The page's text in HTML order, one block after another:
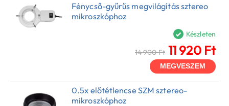
Fénycső-gyűrűs megvilágítás sztereo
mikroszkóphoz
Készleten
14 900 Ft 11 920 Ft
MEGVESZEM
0.5x előtétlencse SZM sztereo-
mikroszkóphoz